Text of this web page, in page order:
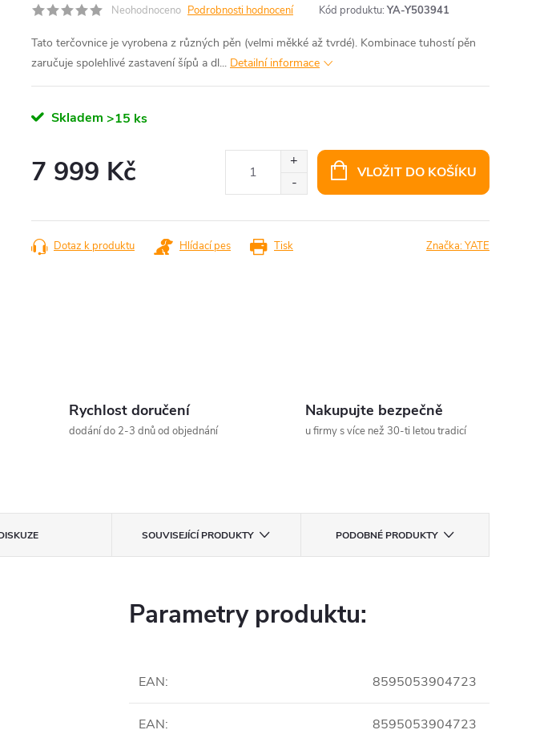
Neohodnoceno Podrobnosti hodnocení Kód produktu: YA-Y503941
Tato terčovnice je vyrobena z různých pěn (velmi měkké až tvrdé). Kombinace tuhostí pěn
zaručuje spolehlivé zastavení šípů a dl... Detailní informace
Skladem >15 ks
7 999 Kč VLOŽIT DO KOŠÍKU
Tisk
Dotaz k produktu Hlídací pes Značka:YATE
Rychlost doručení
dodání do 2-3 dnů od objednání
Nakupujte bezpečně
u firmy s více než 30-ti letou tradicí
SOUVISEJÍCÍ PRODUKTY PODOBNÉ PRODUKTY
Parametry produktu:
EAN: 8595053904723
EAN: 8595053904723